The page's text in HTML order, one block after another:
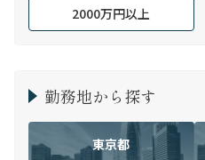
2000万円以上
勤務地から探す
東京都